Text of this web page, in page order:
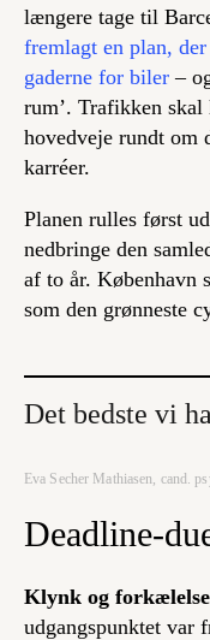
længere tage til
fremlagt en plan,
gaderne for biler –
rum’. Trafikken skal
hovedveje rundt om
karréer.
Planen rulles først
nedbringe den
af to år. København
som den grønneste
Det bedste vi
Eva Secher Mathiasen, cand.
Deadline-
Klynk og
udgangspunktet var